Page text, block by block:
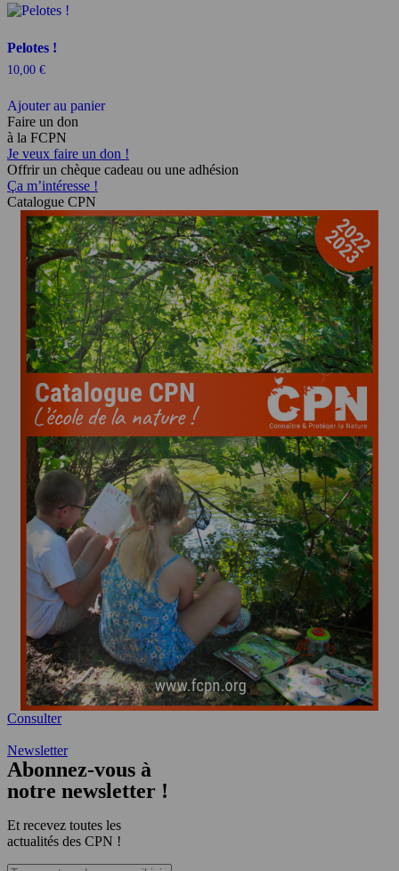
Pelotes !
10,00 €
Ajouter au panier
Faire un don
à la FCPN
Je veux faire un don !
Offrir un chèque cadeau ou une adhésion
Ça m’intéresse !
Catalogue CPN
Consulter
Newsletter
Abonnez-vous à
notre newsletter !
Et recevez toutes les
actualités des CPN !